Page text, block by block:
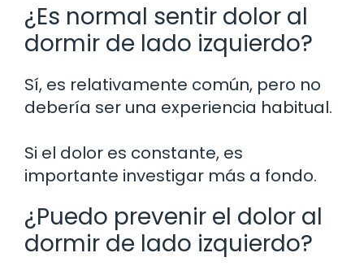
¿Es normal sentir dolor al
dormir de lado izquierdo?
Sí, es relativamente común, pero no
debería ser una experiencia habitual.
Si el dolor es constante, es
importante investigar más a fondo.
¿Puedo prevenir el dolor al
dormir de lado izquierdo?